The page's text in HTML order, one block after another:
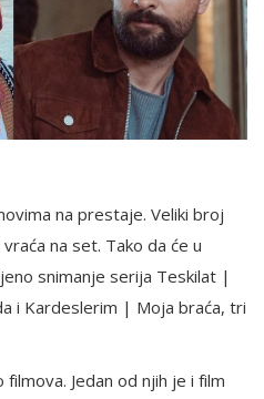
na prestaje. Veliki broj
na set. Tako da će u
snimanje serija Teskilat |
i Kardeslerim | Moja braća, tri
Jedan od njih je i film